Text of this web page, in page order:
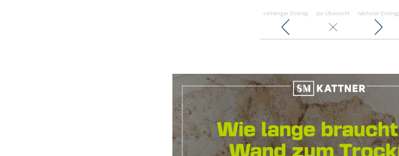
vorheriger Eintrag zur Übersicht nächster Eintrag